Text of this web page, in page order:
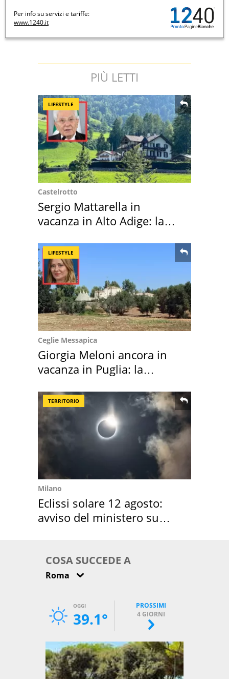
Per info su servizi e tariffe:
www.1240.it
PIÙ LETTI
LIFESTYLE
Castelrotto
Sergio Mattarella in
vacanza in Alto Adige: la
LIFESTYLE
Ceglie Messapica
Giorgia Meloni ancora in
vacanza in Puglia: la
TERRITORIO
Milano
Eclissi solare 12 agosto:
avviso del ministero su